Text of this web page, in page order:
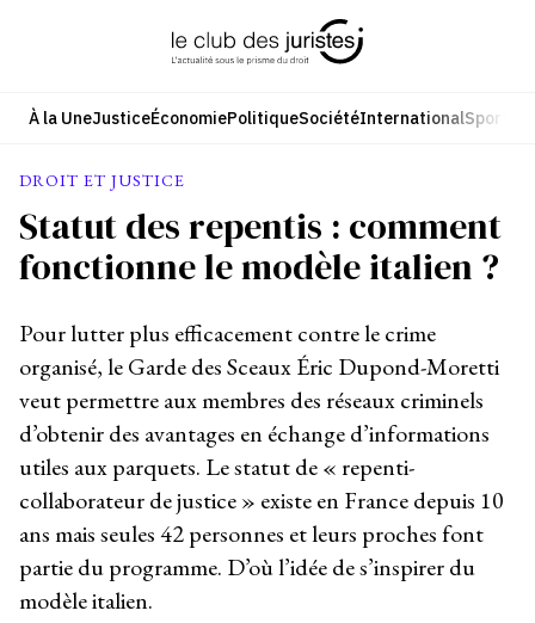
À la UneJusticeÉconomiePolitiqueSociétéInternationalSport
DROIT ET JUSTICE
Statut des repentis : comment
fonctionne le modèle italien ?
Pour lutter plus efficacement contre le crime
organisé, le Garde des Sceaux Éric Dupond-Moretti
veut permettre aux membres des réseaux criminels
d’obtenir des avantages en échange d’informations
utiles aux parquets. Le statut de « repenti-
collaborateur de justice » existe en France depuis 10
ans mais seules 42 personnes et leurs proches font
partie du programme. D’où l’idée de s’inspirer du
modèle italien.